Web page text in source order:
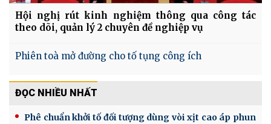
Hội nghị rút kinh nghiệm thông qua công tác
theo dõi, quản lý 2 chuyên đề nghiệp vụ
Phiên toà mở đường cho tố tụng công ích
ĐỌC NHIỀU NHẤT
Phê chuẩn khởi tố đối tượng dùng vòi xịt cao áp phun